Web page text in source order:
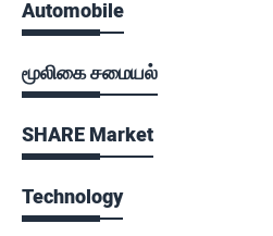
Automobile
மூலிகை சமையல்
SHARE Market
Technology